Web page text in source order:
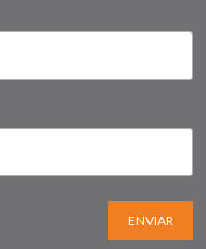
ENVIAR